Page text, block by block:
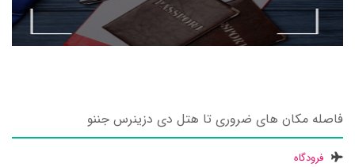
فاصله مکان های ضروری تا هتل دی دزینرس جننو
فرودگاه